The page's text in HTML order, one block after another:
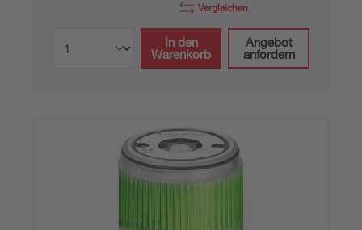
Vergleichen
In den
Warenkorb
Angebot
anfordern